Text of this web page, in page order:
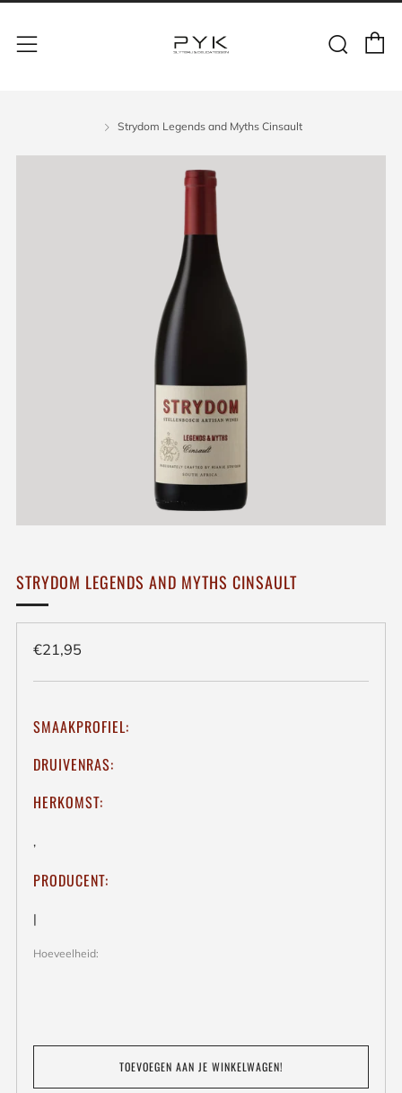
Strydom Legends and Myths Cinsault
STRYDOM LEGENDS AND MYTHS CINSAULT
Regulieren
€21,95
SMAAKPROFIEL:
DRUIVENRAS:
HERKOMST:
,
PRODUCENT:
|
Hoeveelheid:
TOEVOEGEN AAN JE WINKELWAGEN!